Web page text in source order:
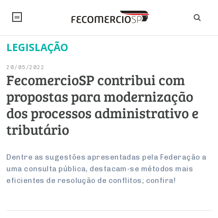
NOTÍCIAS
Artigos
Institucional
Debates Fecomercio-SP
PROJETOS ESPECIAIS:
UM BRASIL
Economia
Pesquisas
Brasil
Internacional
Modernização do Estado
Inteligência Artificial
Legislação
Empresas
Arbitragem e Mediação
Varejo
Sustentabilidade
PESQUISAS
FALE CONOSCO
Sobre
CONSELHOS
Conselho de Emprego e Relações do Trabalho
LEGISLAÇÃO
20/05/2022
FecomercioSP contribui com
propostas para modernização
dos processos administrativo e
tributário
Dentre as sugestões apresentadas pela Federação a
uma consulta pública, destacam-se métodos mais
eficientes de resolução de conflitos; confira!